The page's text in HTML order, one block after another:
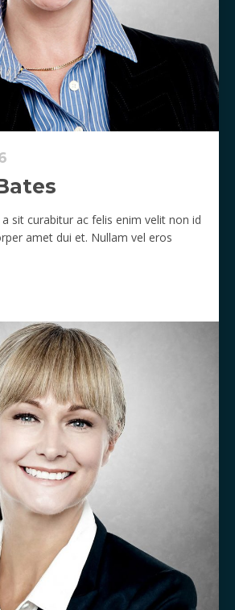
sit curabitur ac felis enim velit non id
amet dui et. Nullam vel eros